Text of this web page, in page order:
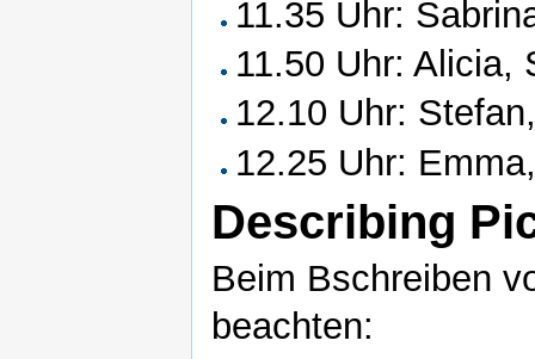
11.35 Uhr:
11.50 Uhr: Alicia,
12.10 Uhr:
12.25 Uhr:
Describing
Beim Bschreiben
beachten: